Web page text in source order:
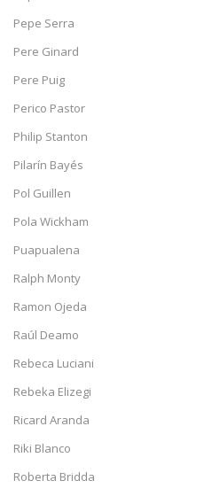
Pepe Serra
Pere Ginard
Pere Puig
Perico Pastor
Philip Stanton
Pilarín Bayés
Pol Guillen
Pola Wickham
Puapualena
Ralph Monty
Ramon Ojeda
Raúl Deamo
Rebeca Luciani
Rebeka Elizegi
Ricard Aranda
Riki Blanco
Roberta Bridda